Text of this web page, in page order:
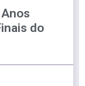
do